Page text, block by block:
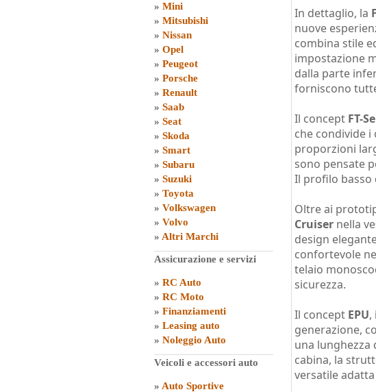
» Mini
» Mitsubishi
» Nissan
» Opel
» Peugeot
» Porsche
» Renault
» Saab
» Seat
» Skoda
» Smart
» Subaru
» Suzuki
» Toyota
» Volkswagen
» Volvo
» Altri Marchi
Assicurazione e servizi
» RC Auto
» RC Moto
» Finanziamenti
» Leasing auto
» Noleggio Auto
Veicoli e accessori auto
» Auto Sportive
In dettaglio, la
nuove
combina stile
impostazione
dalla parte
forniscono
Il concept FT-Se
che condivide i
proporzioni
sono pensate
Il profilo basso
Oltre ai
Cruiser nella
design
confortevole
telaio
sicurezza.
Il concept EPU,
generazione,
una lunghezza
cabina, la
versatile